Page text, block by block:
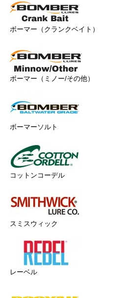
ボーマー（クランクベイト）
ボーマー（ミノー/その他）
ボーマーソルト
コットンコーデル
スミスウィック
レーベル